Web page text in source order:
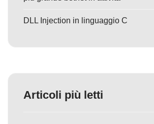
DLL Injection in linguaggio C
Articoli più letti